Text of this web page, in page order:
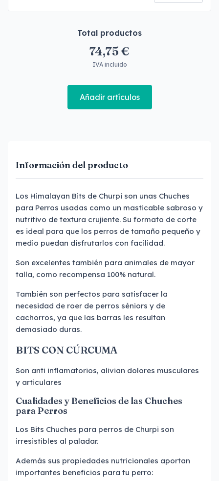
Total productos
74,75 €
IVA incluido
Añadir artículos
Información del producto
Los Himalayan Bits de Churpi son unas Chuches
para Perros usadas como un masticable sabroso y
nutritivo de textura crujiente. Su formato de corte
es ideal para que los perros de tamaño pequeño y
medio puedan disfrutarlos con facilidad.
Son excelentes también para animales de mayor
talla, como recompensa 100% natural.
También son perfectos para satisfacer la
necesidad de roer de perros séniors y de
cachorros, ya que las barras les resultan
demasiado duras.
BITS CON CÚRCUMA
Son anti inflamatorios, alivian dolores musculares
y articulares
Cualidades y Beneficios de las Chuches
para Perros
Los Bits Chuches para perros de Churpi son
irresistibles al paladar.
Además sus propiedades nutricionales aportan
importantes beneficios para tu perro: